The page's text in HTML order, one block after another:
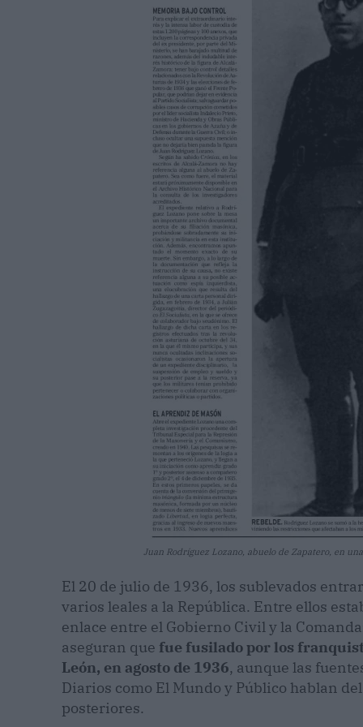
Juan Rodríguez Lozano, abuelo de Zapatero, en
El 20 de julio de 1936, los sublevados
varios leales a la República. Entre ellos
enlace entre el Gobierno Civil y la
aseguran que fue fusilado por los
León, en agosto de 1936, aunque las
Diarios como El Mundo y Público hablan
posteriores.